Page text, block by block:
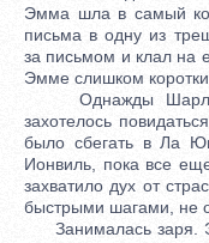
Эмма шла в самый
письма в одну из
за письмом и клал на
Эмме слишком
Однажды Шарль
захотелось
было сбегать в Ла
Ионвиль, пока все
захватило дух от
быстрыми шагами, не
Занималась заря.